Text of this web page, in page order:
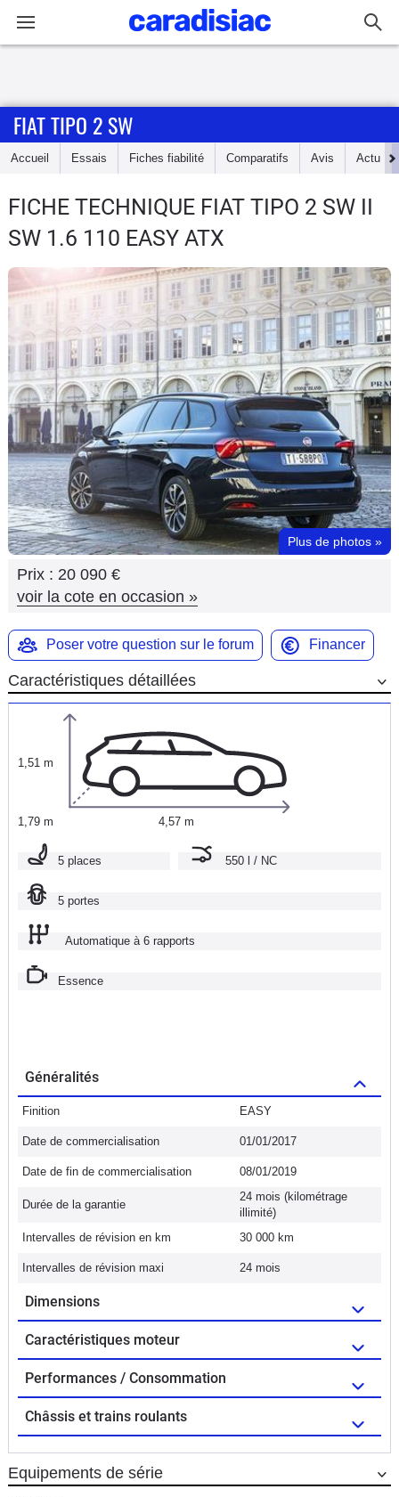
Accueil
Essais
Guide
Electriques
Utilitaires
Flottes
Auto
Services
Forum
Moto
Marques
FIAT TIPO 2 SW
Accueil Essais Fiches fiabilité Comparatifs Avis Actu
FICHE TECHNIQUE FIAT TIPO 2 SW II
SW 1.6 110 EASY ATX
Plus de photos »
Prix : 20 090 €
voir la cote en occasion »
Poser votre question sur le forum Financer
Caractéristiques détaillées
1,51 m
1,79 m 4,57 m
5 places 550 l / NC
5 portes
Automatique à 6 rapports
Essence
Généralités
Finition EASY
Date de commercialisation 01/01/2017
Date de fin de commercialisation 08/01/2019
Durée de la garantie
24 mois (kilométrage
illimité)
Intervalles de révision en km
30 000 km
Intervalles de révision maxi 24 mois
Dimensions
Caractéristiques moteur
Performances / Consommation
Châssis et trains roulants
Equipements de série